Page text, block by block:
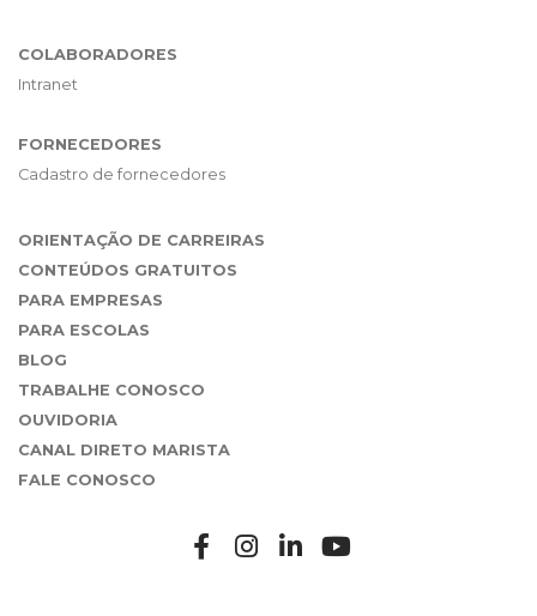
COLABORADORES
Intranet
FORNECEDORES
Cadastro de fornecedores
ORIENTAÇÃO DE CARREIRAS
CONTEÚDOS GRATUITOS
PARA EMPRESAS
PARA ESCOLAS
BLOG
TRABALHE CONOSCO
OUVIDORIA
CANAL DIRETO MARISTA
FALE CONOSCO